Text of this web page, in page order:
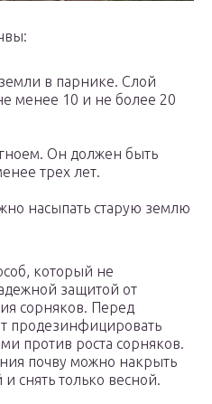
в парнике. Слой
менее 10 и не более 20
Он должен быть
трех лет.
насыпать старую землю
который не
защитой от
сорняков. Перед
продезинфицировать
против роста сорняков.
почву можно накрыть
снять только весной.